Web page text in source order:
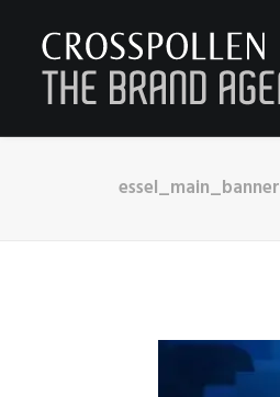
essel_main_banner